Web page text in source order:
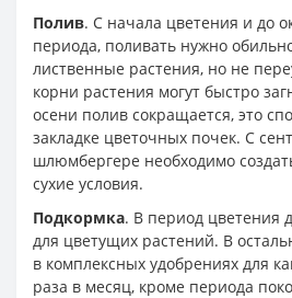
Полив. С начала цветения и до
периода, поливать нужно
лиственные растения, но не
корни растения могут быстро
осени полив сокращается, это
закладке цветочных почек. С
шлюмбергере необходимо
сухие условия.
Подкормка. В период цветения
для цветущих растений. В
в комплексных удобрениях для
раза в месяц, кроме периода